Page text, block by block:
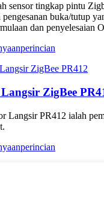
sensor tingkap pintu
pengesanan buka/tutup
dan penyelesaian
perincian
ZigBee
Langsir PR412 ialah
perincian